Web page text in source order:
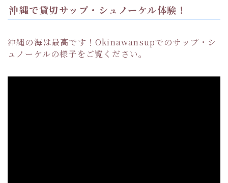
沖縄で貸切サップ・シュノーケル体験！
沖縄の海は最高です！Okinawansupでのサップ・シ
ュノーケルの様子をご覧ください。